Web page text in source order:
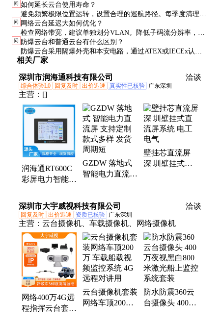
启3D降噪功能，或升级更大光圈镜头。
问 如何延长云台使用寿命？
避免频繁极限位置运转，设置合理的巡航路径。每季度清理散
热孔灰尘，南方地区注意防潮处理。
问
网络云台延迟大如何优化？
检查网络带宽，建议单独划分VLAN。降低子码流分辨率，关
闭非必要智能分析功能。优先选用H.265编码节省带宽。
问
防爆云台和普通云台有什么区别？
防爆云台采用隔爆外壳和本安电路，通过ATEX或IECEx认
证，价格是普通产品的3-5倍，主要用于石化、煤矿等危险区
相关厂家
深圳市润海通科技有限公司 洽谈
综合体验L0 回复及时 出价迅速 真实性已核验 广东深圳
主营： []
润海通RT600C
彩屏电力智能监
监控
GZDW 落地式
智能电力直流屏
短
壁挂芯直流屏
深 圳壁挂式直
深圳市大宇威视科技有限公司 洽谈
回复及时 出价迅速 资质已核验 广东深圳
主营： 云台摄像机、车载摄像机、网络摄像机
网络400万4G远
程指挥云台套装
云台摄像机套装
网络车顶200万
防水防震360云
台摄像头 400万